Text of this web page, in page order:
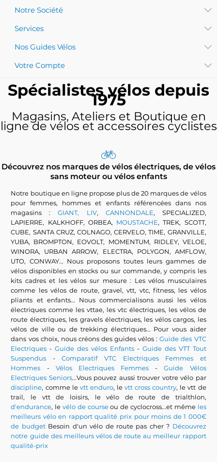
Notre Société
Services
Nos Guides Vélos
Votre Compte
Spécialistes vélos depuis
1975
Magasins, Ateliers et Boutique en
ligne de vélos et accessoires cyclistes
Découvrez nos marques de vélos électriques, de vélos
sans moteur ou vélos enfants
Notre boutique en ligne propose plus de 20 marques de vélos
pour femmes, hommes et enfants référencées dans nos
magasins :GIANT, LIV, CANNONDALE, SPECIALIZED,
LAPIERRE, KALKHOFF, ORBEA, MOUSTACHE, TREK, SCOTT,
CUBE, SANTA CRUZ, COLNAGO, CERVELO, TIME, GRANVILLE,
YUBA, BROMPTON, EOVOLT, MOMENTUM, RIDLEY, VELOE,
WINORA, URBAN ARROW, ELECTRA, POLYGON, AMFLOW,
UTO, CONWAY... Nous proposons toutes leurs gammes de
vélos disponibles en stocks ou sur commande, y compris les
kits cadres et les vélos sur mesure : Les vélos musculaires
comme les vélos de route, gravel, vtt, vtc, fitness, les vélos
pliants et enfants... Nous commercialisons aussi les vélos
électriques comme les vttae, les vtc électriques, les vélos de
route électriques, les gravels électriques, les vélos cargos, les
vélos de ville ou de trekking électriques... Pour vous aider
dans vos choix, nous créons des guides vélos :Guide des VTC
Electriques -Guide des vélos Enfants - Guide des VTT Tout
Suspendus -Comparatif VTC Electriques Femmes et
Hommes - Vélos Electriques Femmes -Guide Vélos
Electriques Seniors...Vous pouvez aussi trouver votre vélo par
discipline, comme le vtt enduro, levtt cross country, le vtt de
trail, le vtt de loisirs, le vélo de route de trialthlon,
d'endurance, levélo de courseou de cyclocross...et même les
meilleurs vélo en rapport qualité prix pour moins de 1 000€
de budgetBesoin d'un vélo de route pas cher ? Découvrez
notre guide des meilleurs vélos de route au meilleur rapport
qualité-prix